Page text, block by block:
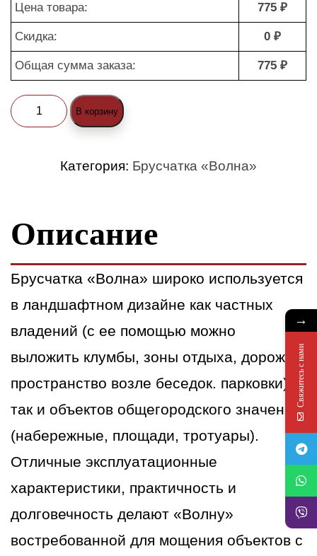
Цена товара: 775 ₽
Скидка: 0 ₽
Общая сумма заказа: 775 ₽
Количество
товара
(nature)
В корзину
Категория: Брусчатка «Волна»
Описание
Брусчатка «Волна» широко используется
в ландшафтном дизайне как частных
владений (с ее помощью можно
выложить клумбы, зоны отдыха, дорожки,
пространство возле беседок. парковки),
так и объектов общегородского значения
(набережные, площади, тротуары).
Отличные эксплуатационные
характеристики, практичность и
долговечность делают «Волну»
востребованной для мощения объектов с
→
Свяжитесь с нами